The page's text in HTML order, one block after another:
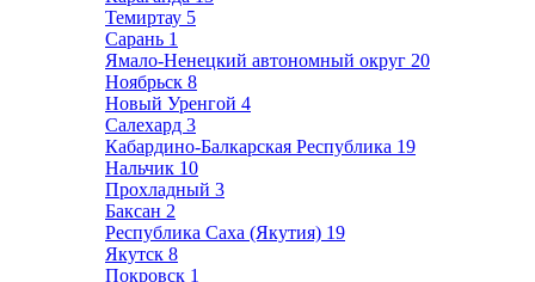
Темиртау 5
Сарань 1
Ямало-Ненецкий автономный округ 20
Ноябрьск 8
Новый Уренгой 4
Салехард 3
Кабардино-Балкарская Республика 19
Нальчик 10
Прохладный 3
Баксан 2
Республика Саха (Якутия) 19
Якутск 8
Покровск 1